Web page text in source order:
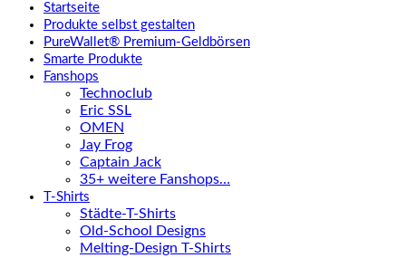
Startseite
Produkte selbst gestalten
PureWallet® Premium-Geldbörsen
Smarte Produkte
Fanshops
Technoclub
Eric SSL
OMEN
Jay Frog
Captain Jack
35+ weitere Fanshops…
T-Shirts
Städte-T-Shirts
Old-School Designs
Melting-Design T-Shirts